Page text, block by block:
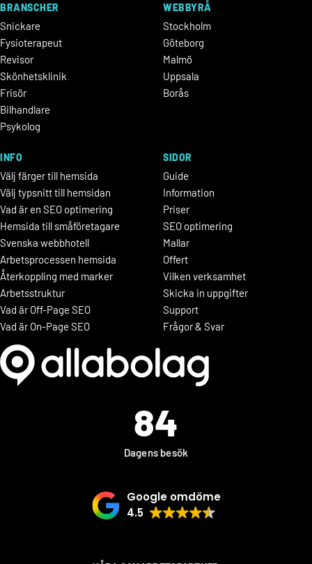
BRANSCHER
Snickare
Fysioterapeut
Revisor
Skönhetsklinik
Frisör
Bilhandlare
Psykolog
WEBBYRÅ
Stockholm
Göteborg
Malmö
Uppsala
Borås
INFO
Välj färger till hemsida
Välj typsnitt till hemsidan
Vad är en SEO optimering
Hemsida till småföretagare
Svenska webbhotell
Arbetsprocessen hemsida
Återkoppling med marker
Arbetsstruktur
Vad är Off-Page SEO
Vad är On-Page SEO
SIDOR
Guide
Information
Priser
SEO optimering
Mallar
Offert
Vilken verksamhet
Skicka in uppgifter
Support
Frågor & Svar
84
Dagens besök
Google omdöme
4.5